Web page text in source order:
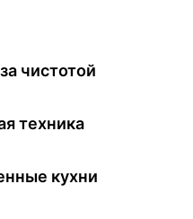
чистотой
техника
кухни